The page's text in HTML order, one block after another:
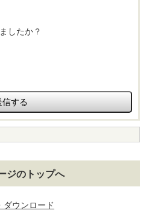
したか？
ジのトップへ
ダウンロード